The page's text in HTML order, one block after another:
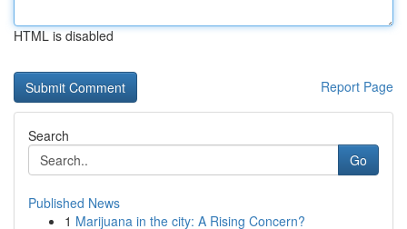
HTML is disabled
Report Page
Search
Go
Published News
1 Marijuana in the city: A Rising Concern?